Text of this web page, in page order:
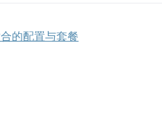
的配置与套餐